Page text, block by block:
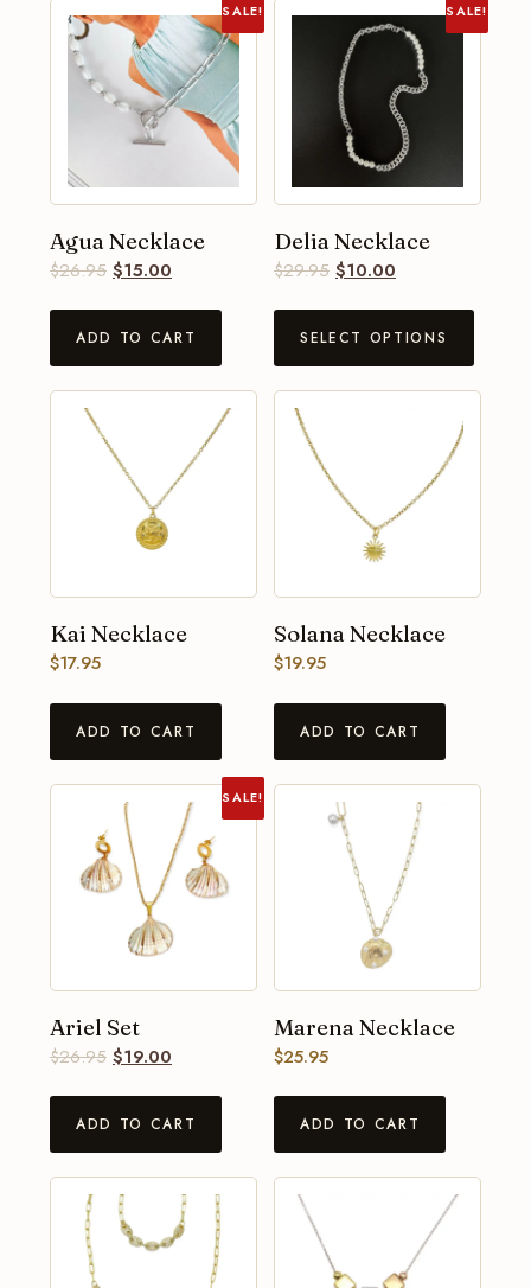
SALE!
Agua Necklace
$26.95 $15.00
ADD TO CART
SALE!
Delia Necklace
$29.95 $10.00
SELECT OPTIONS
Kai Necklace
$17.95
ADD TO CART
Solana Necklace
$19.95
ADD TO CART
SALE!
Ariel Set
$26.95 $19.00
ADD TO CART
Marena Necklace
$25.95
ADD TO CART